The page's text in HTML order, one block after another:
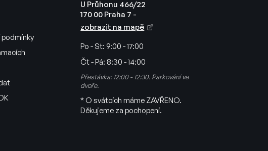
U Průhonu 466/22
170 00 Praha 7 -
zobrazit na mapě
Po - St: 9:00 - 17:00
Čt - Pá: 8:30 - 14:00
Přestávka: 12:00 - 12:30. Parkování ve
dvoře.
* O svátcích máme ZAVŘENO.
Děkujeme za pochopení.